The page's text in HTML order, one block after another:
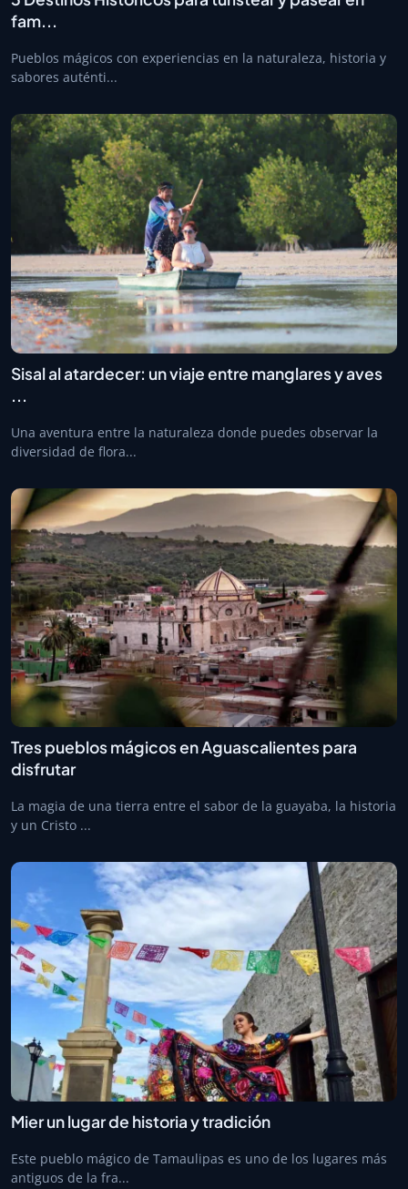
fam...
Pueblos mágicos con experiencias en la naturaleza, historia y
sabores auténti...
Sisal al atardecer: un viaje entre manglares y aves
...
Una aventura entre la naturaleza donde puedes observar la
diversidad de flora...
Tres pueblos mágicos en Aguascalientes para
disfrutar
La magia de una tierra entre el sabor de la guayaba, la historia
y un Cristo ...
Mier un lugar de historia y tradición
Este pueblo mágico de Tamaulipas es uno de los lugares más
antiguos de la fra...